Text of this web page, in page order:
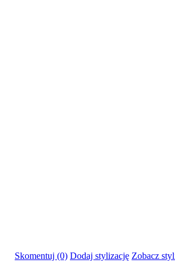
Skomentuj (0) Dodaj stylizację Zobacz